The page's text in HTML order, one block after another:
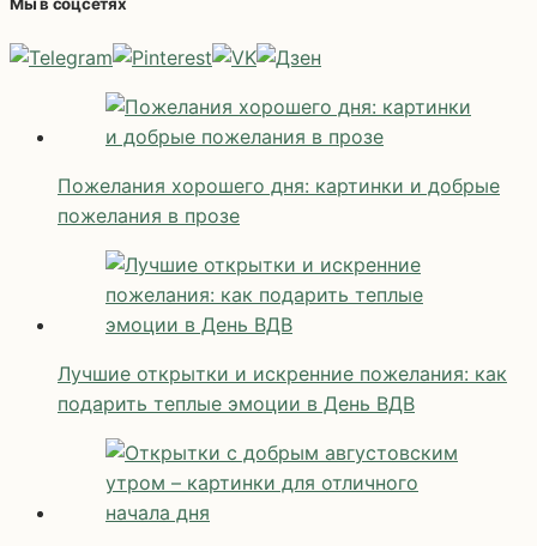
Пожелания хорошего дня: картинки и добрые
пожелания в прозе
Лучшие открытки и искренние пожелания: как
подарить теплые эмоции в День ВДВ